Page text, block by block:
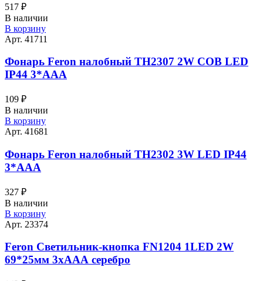
517 ₽
В наличии
В корзину
Арт. 41711
Фонарь Feron налобный TH2307 2W COB LED
IP44 3*AAA
109 ₽
В наличии
В корзину
Арт. 41681
Фонарь Feron налобный TH2302 3W LED IP44
3*AAA
327 ₽
В наличии
В корзину
Арт. 23374
Feron Светильник-кнопка FN1204 1LED 2W
69*25мм 3хААА серебро